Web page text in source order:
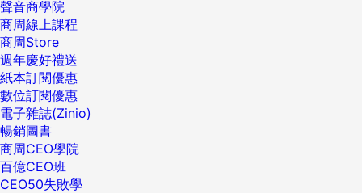
聲音商學院
商周線上課程
商周Store
週年慶好禮送
紙本訂閱優惠
數位訂閱優惠
電子雜誌(Zinio)
暢銷圖書
商周CEO學院
百億CEO班
CEO50失敗學